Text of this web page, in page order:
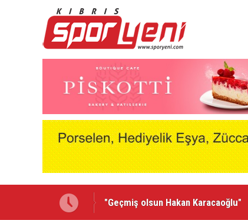
Lionel Messi'nin acı günü